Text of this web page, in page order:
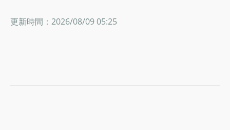
更新時間：2026/08/09 05:25